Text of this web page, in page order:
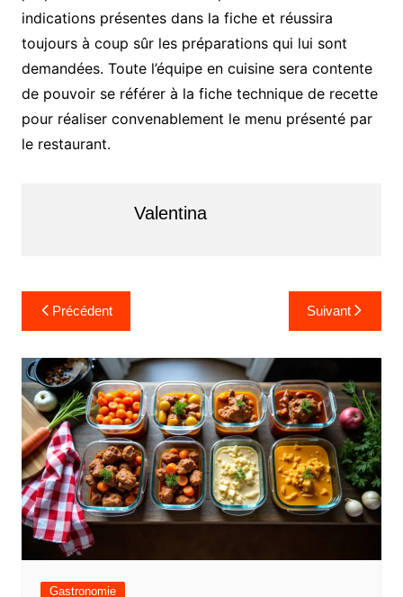
indications présentes dans la fiche et réussira
toujours à coup sûr les préparations qui lui sont
demandées. Toute l’équipe en cuisine sera contente
de pouvoir se référer à la fiche technique de recette
pour réaliser convenablement le menu présenté par
le restaurant.
Valentina
a
v
i
g
a
t
i
o
n
Précédent Suivant
Gastronomie